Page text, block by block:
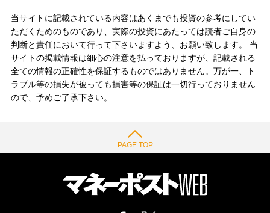
当サイトに記載されている内容はあくまでも投資の参考にしてい
ただくためのものであり、実際の投資にあたっては読者ご自身の
判断と責任において行って下さいますよう、お願い致します。 当
サイトの掲載情報は細心の注意を払っておりますが、記載される
全ての情報の正確性を保証するものではありません。万が一、ト
ラブル等の損失が被っても損害等の保証は一切行っておりません
ので、予めご了承下さい。
PAGE TOP